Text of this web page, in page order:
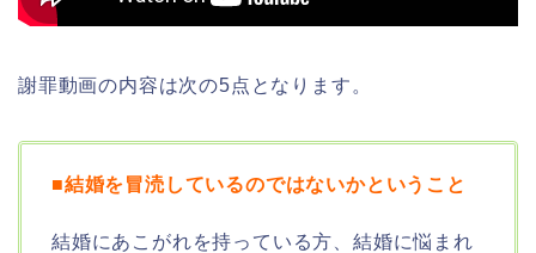
謝罪動画の内容は次の5点となります。
■結婚を冒涜しているのではないかということ
結婚にあこがれを持っている方、結婚に悩まれ